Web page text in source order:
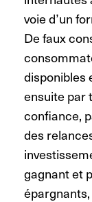
voie d’un
De faux
disponibles
ensuite par
confiance,
des
gagnant et